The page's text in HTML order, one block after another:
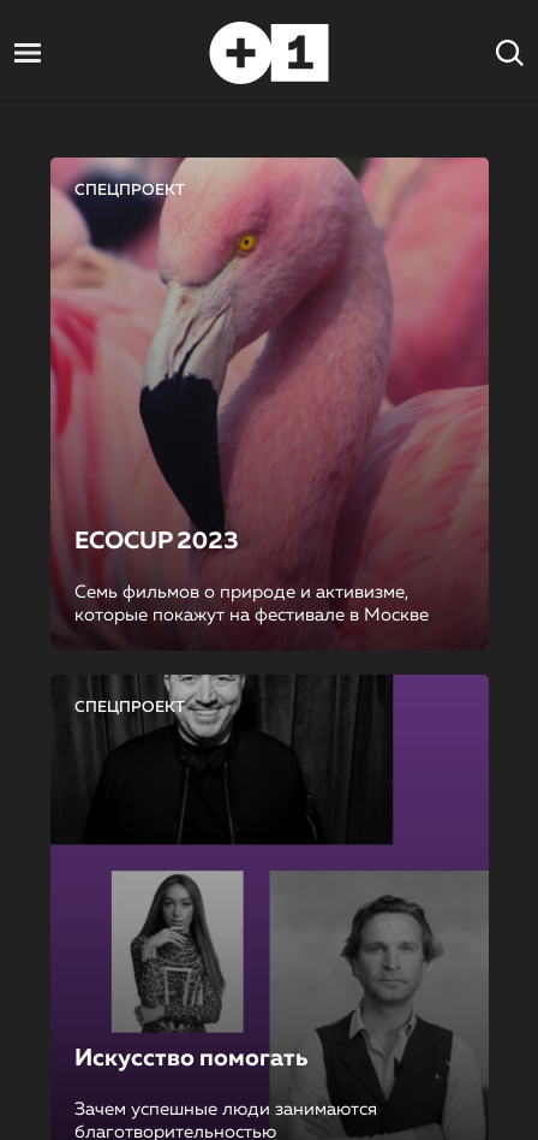
СПЕЦПРОЕКТ
ECOCUP 2023
Семь фильмов о природе и активизме,
которые покажут на фестивале в Москве
СПЕЦПРОЕКТ
Искусство помогать
Зачем успешные люди занимаются
благотворительностью